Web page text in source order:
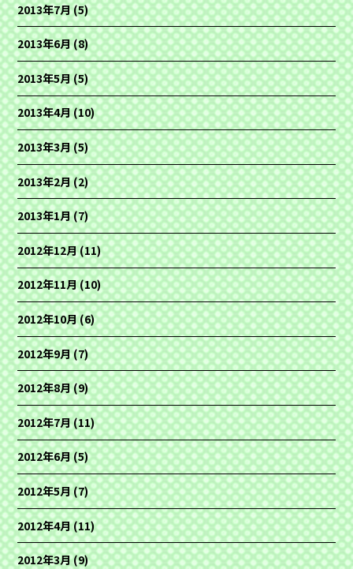
2013年7月(5)
2013年6月(8)
2013年5月(5)
2013年4月(10)
2013年3月(5)
2013年2月(2)
2013年1月(7)
2012年12月(11)
2012年11月(10)
2012年10月(6)
2012年9月(7)
2012年8月(9)
2012年7月(11)
2012年6月(5)
2012年5月(7)
2012年4月(11)
2012年3月(9)